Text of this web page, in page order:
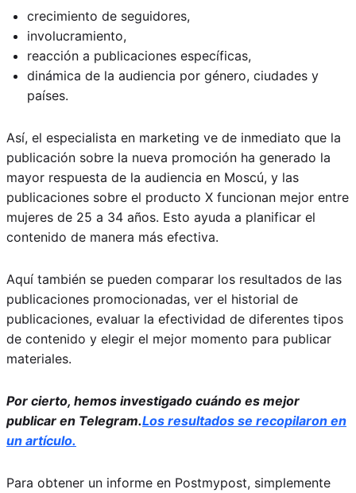
crecimiento de seguidores,
involucramiento,
reacción a publicaciones específicas,
dinámica de la audiencia por género, ciudades y
países.
Así, el especialista en marketing ve de inmediato que la
publicación sobre la nueva promoción ha generado la
mayor respuesta de la audiencia en Moscú, y las
publicaciones sobre el producto X funcionan mejor entre
mujeres de 25 a 34 años. Esto ayuda a planificar el
contenido de manera más efectiva.
Aquí también se pueden comparar los resultados de las
publicaciones promocionadas, ver el historial de
publicaciones, evaluar la efectividad de diferentes tipos
de contenido y elegir el mejor momento para publicar
materiales.
Por cierto, hemos investigado cuándo es mejor
publicar en Telegram.Los resultados se recopilaron en
un artículo.
Para obtener un informe en Postmypost, simplemente